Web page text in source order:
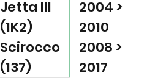
Jetta III
(1K2)
2004 >
2010
Scirocco
(137)
2008 >
2017